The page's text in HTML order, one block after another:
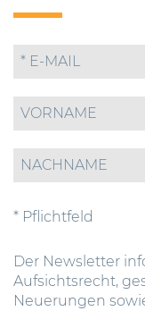
* Pflichtfeld
Der Newsletter
Aufsichtsrecht,
Neuerungen